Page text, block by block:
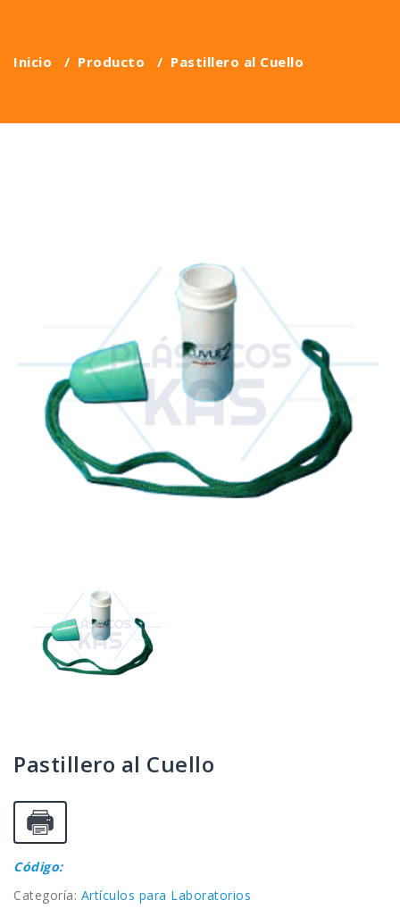
Inicio / Producto / Pastillero al Cuello
Pastillero al Cuello
Código:
Categoría: Artículos para Laboratorios